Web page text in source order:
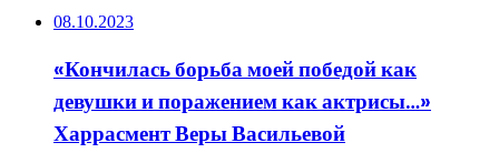
08.10.2023
«Кончилась борьба моей победой как
девушки и поражением как актрисы…»
Харрасмент Веры Васильевой